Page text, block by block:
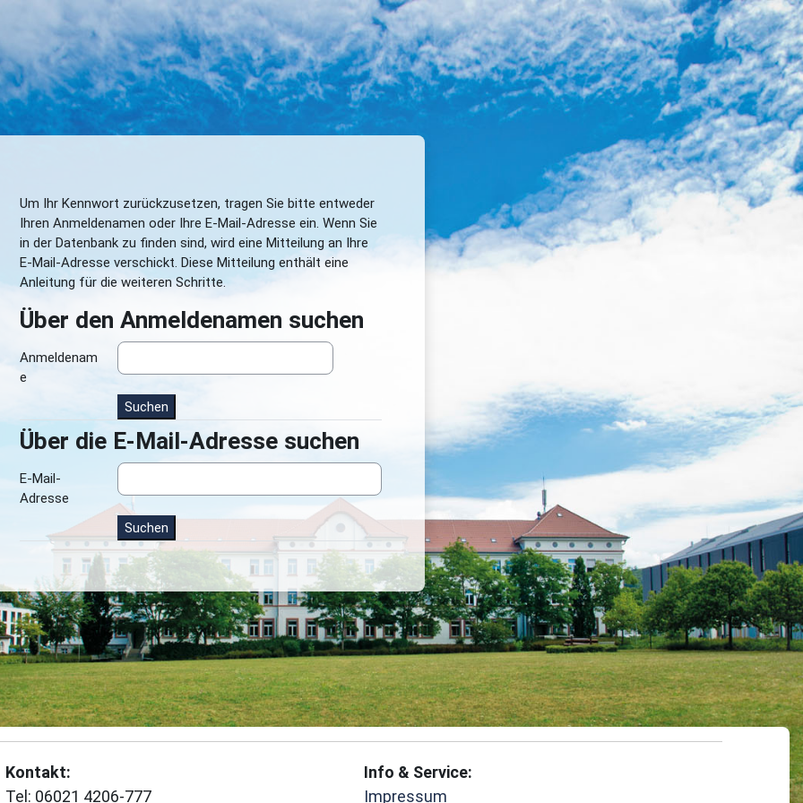
Um Ihr Kennwort zurückzusetzen, tragen Sie bitte entweder
Ihren Anmeldenamen oder Ihre E-Mail-Adresse ein. Wenn Sie
in der Datenbank zu finden sind, wird eine Mitteilung an Ihre
E-Mail-Adresse verschickt. Diese Mitteilung enthält eine
Anleitung für die weiteren Schritte.
Über den Anmeldenamen suchen
Über den Anmeldenamen suchen
Anmeldenam
e
Über die E-Mail-Adresse suchen
Über die E-Mail-Adresse suchen
E-Mail-
Adresse
Kontakt:
Tel: 06021 4206-777
Info & Service:
Impressum